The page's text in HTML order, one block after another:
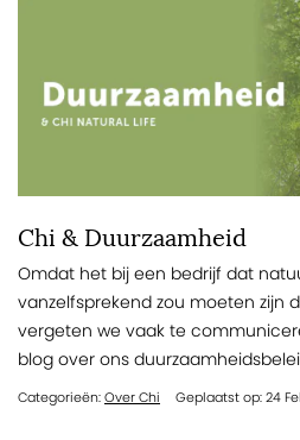
Chi & Duurzaamheid
Omdat het bij een bedrijf dat
vanzelfsprekend zou moeten zijn
vergeten we vaak te
blog over ons
Categorieën:Over Chi Geplaatst op: 24